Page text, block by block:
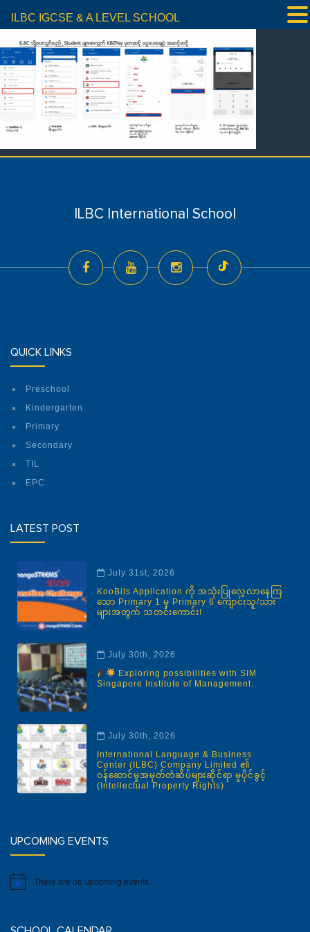
ILBC International School
QUICK LINKS
Preschool
Kindergarten
Primary
Secondary
TIL
EPC
LATEST POST
July 31st, 2026
KooBits Application ကို အသုံးပြုလေ့လာနေကြ
သော Primary 1 မှ Primary 6 ကျောင်းသူ/သား
များအတွက် သတင်းကောင်း!
July 30th, 2026
Exploring possibilities with SIM
Singapore Institute of Management.
July 30th, 2026
International Language & Business
Center (ILBC) Company Limited ၏
ဝန်ဆောင်မှုအမှတ်တံဆိပ်များဆိုင်ရာ မူပိုင်ခွင့်
(Intellectual Property Rights)
UPCOMING EVENTS
Notice There are no upcoming events.
ILBC IGCSE & A LEVEL SCHOOL